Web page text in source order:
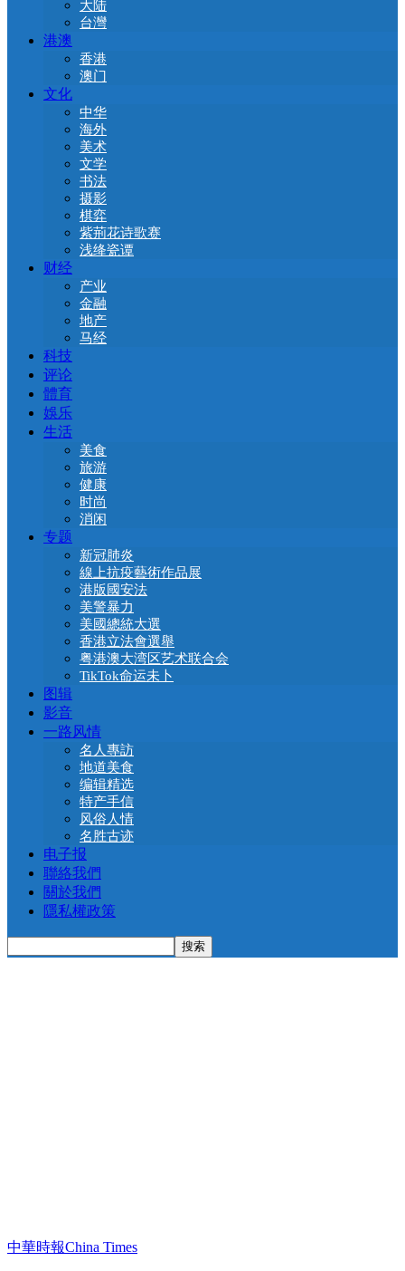
大陆
台灣
港澳
香港
澳门
文化
中华
海外
美术
文学
书法
摄影
棋弈
紫荊花诗歌赛
浅绛瓷谭
财经
产业
金融
地产
马经
科技
评论
體育
娛乐
生活
美食
旅游
健康
时尚
消闲
专题
新冠肺炎
線上抗疫藝術作品展
港版國安法
美警暴力
美國總統大選
香港立法會選舉
粤港澳大湾区艺术联合会
TikTok命运未卜
图辑
影音
一路风情
名人專訪
地道美食
编辑精选
特产手信
风俗人情
名胜古迹
电子报
聯絡我們
關於我們
隱私權政策
中華時報China Times